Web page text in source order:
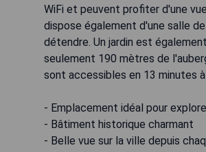
WiFi et peuvent profiter d'une
dispose également d'une salle
détendre. Un jardin est
seulement 190 mètres de
sont accessibles en 13 minutes
- Emplacement idéal pour
- Bâtiment historique charmant
- Belle vue sur la ville depuis